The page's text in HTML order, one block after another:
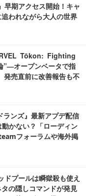
期アクセス開始！キャ
われながら大人の世界
Tōkon: Fighting
”―オープンベータで指
発売直前に改善報告も不
ランズ』最新アプデ配信
かない？「ローディン
フォーラムや海外掲
ドプールは瞬獄殺も使え
の隠しコマンドが発見